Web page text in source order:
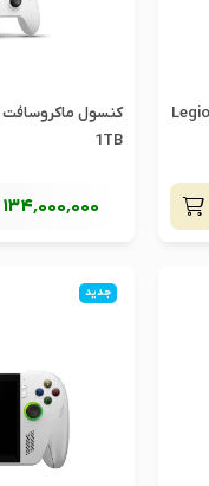
1TB
134٬000٬000
جدید